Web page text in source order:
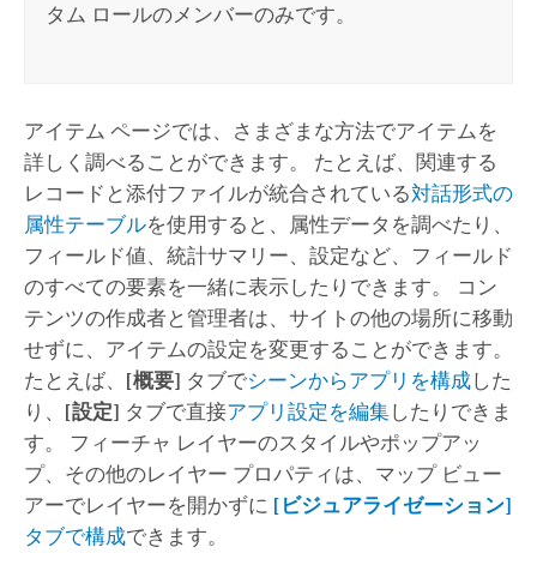
タム ロールのメンバーのみです。
アイテム ページでは、さまざまな方法でアイテムを
詳しく調べることができます。 たとえば、関連する
レコードと添付ファイルが統合されている対話形式の
属性テーブルを使用すると、属性データを調べたり、
フィールド値、統計サマリー、設定など、フィールド
のすべての要素を一緒に表示したりできます。 コン
テンツの作成者と管理者は、サイトの他の場所に移動
せずに、アイテムの設定を変更することができます。
たとえば、 [概要] タブでシーンからアプリを構成した
り、 [設定] タブで直接アプリ設定を編集したりできま
す。 フィーチャ レイヤーのスタイルやポップアッ
プ、その他のレイヤー プロパティは、マップ ビュー
アーでレイヤーを開かずに [ビジュアライゼーション]
タブで構成できます。